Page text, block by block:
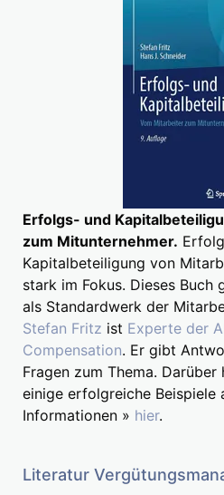
Erfolgs- und
zum Mitunternehmer.
Kapitalbeteiligung von
stark im Fokus. Dieses Buch
als Standardwerk der
Stefan Fritz ist Experte der
Compensation. Er gibt
Fragen zum Thema.
einige erfolgreiche Beispiele
Informationen » hier.
Literatur